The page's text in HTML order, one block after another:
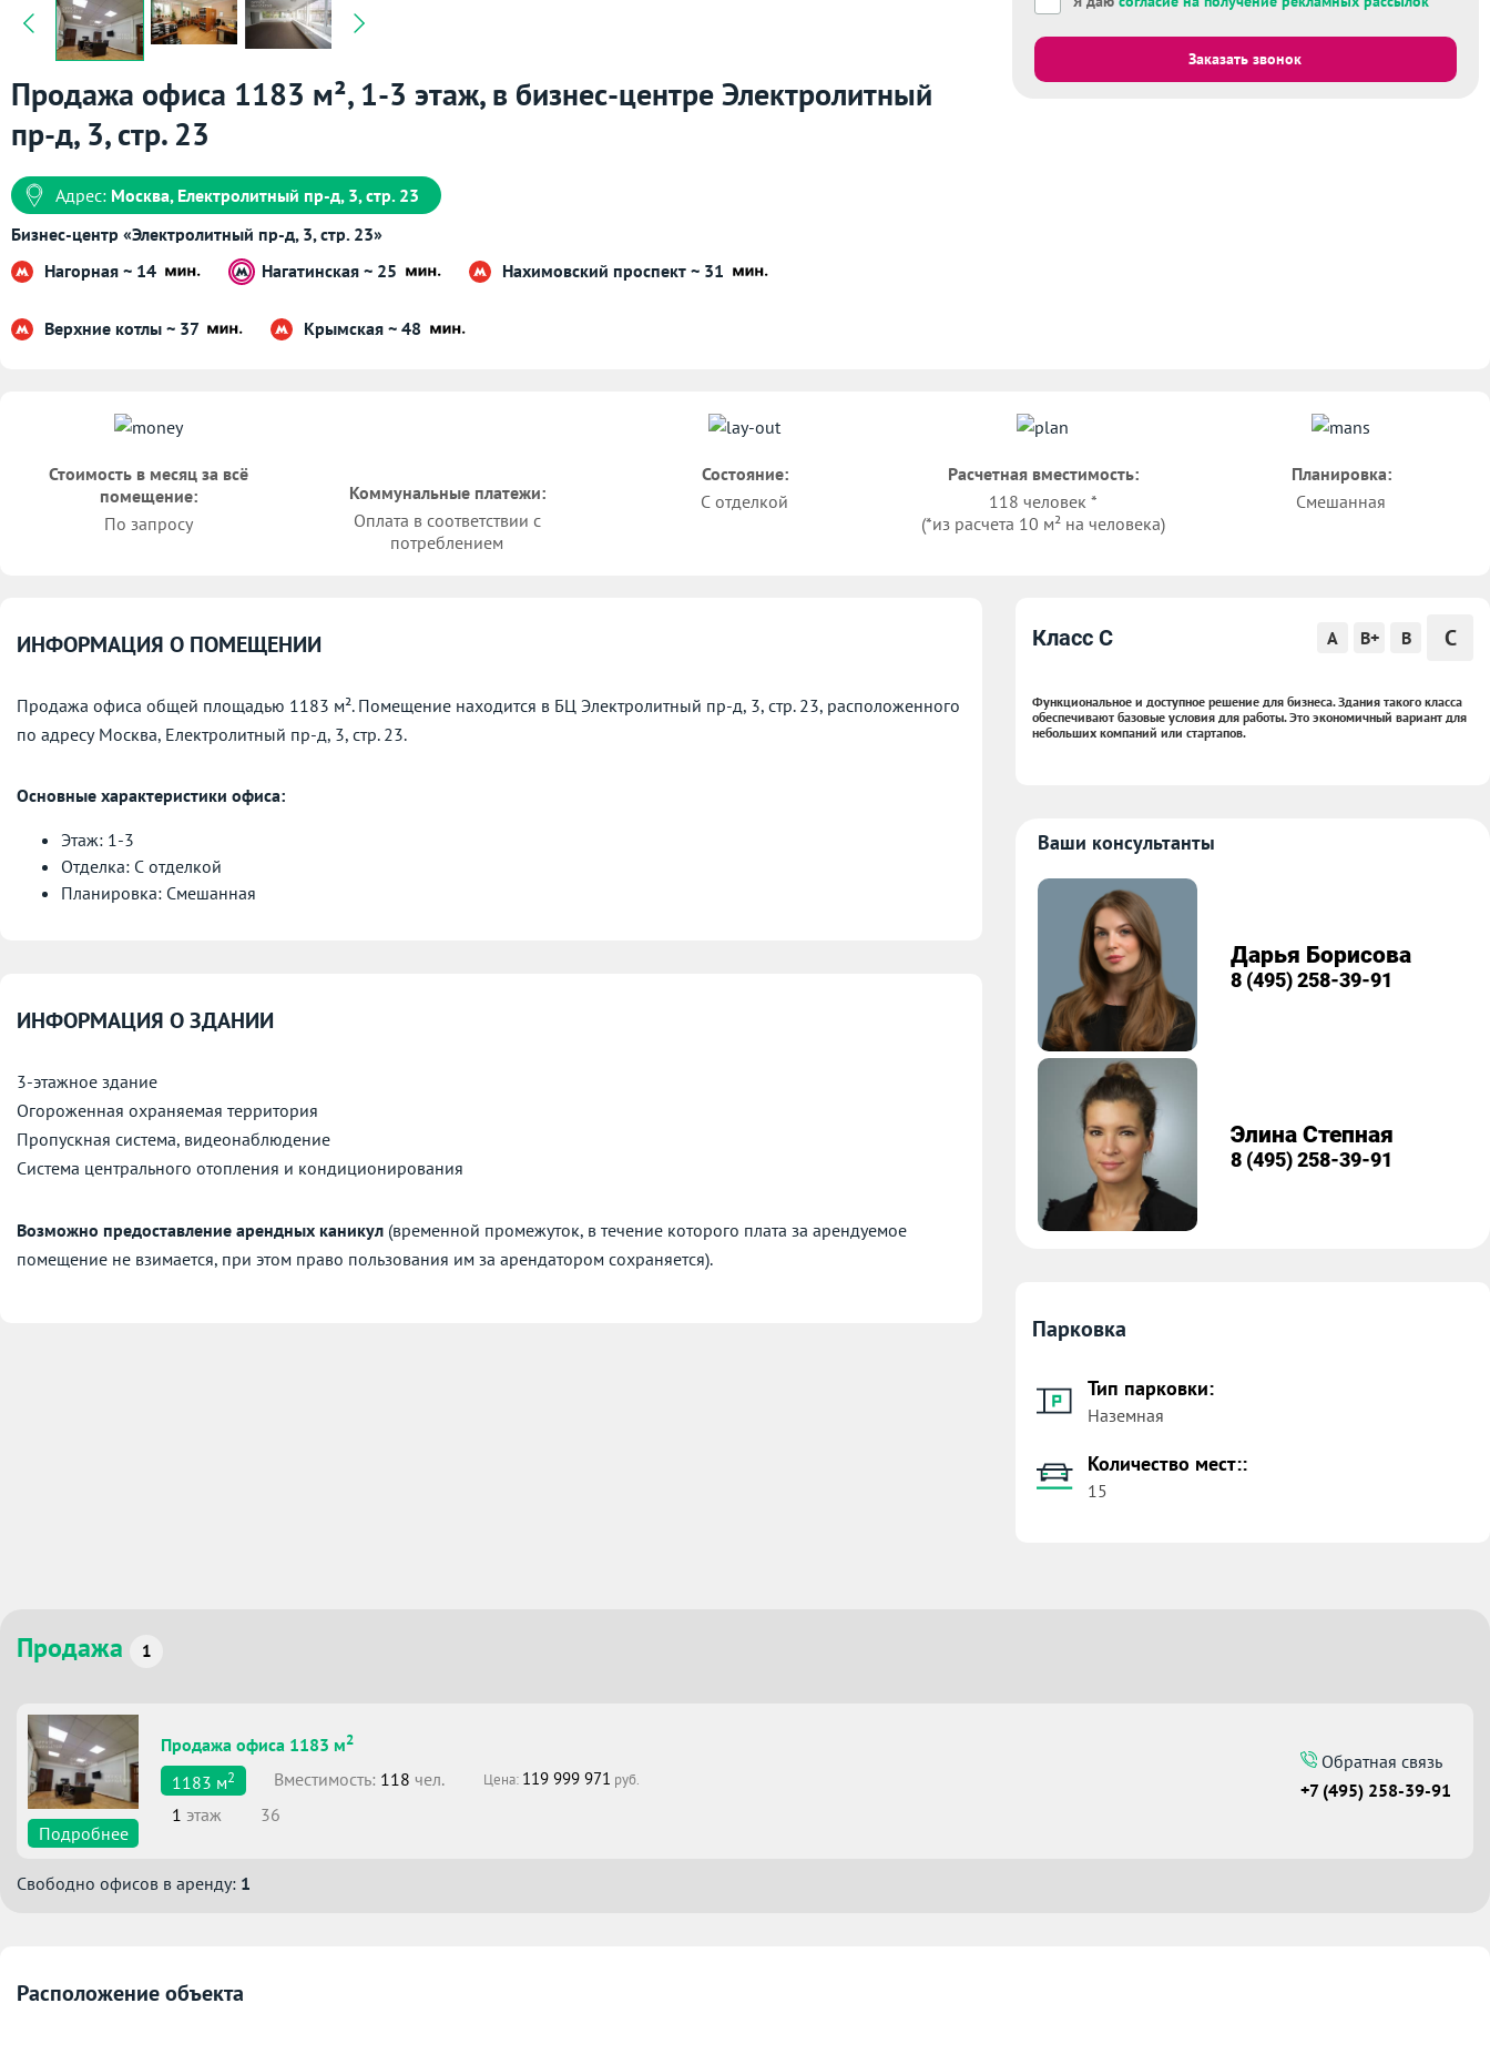
Продажа офиса 1183 м², 1-3 этаж, в бизнес-центре Электролитный
пр-д, 3, стр. 23
Адрес: Москва, Електролитный пр-д, 3, стр. 23
Бизнес-центр «Электролитный пр-д, 3, стр. 23»
Нагорная ~ 14
Нагатинская ~ 25 Нахимовский проспект ~ 31
Верхние котлы ~ 37 Крымская ~ 48
Заказать звонок
Стоимость в месяц за всё
помещение:
По запросу
Коммунальные платежи:
Оплата в соответствии с
потреблением
Состояние:
С отделкой
Расчетная вместимость:
118 человек *
(*из расчета 10 м² на человека)
Планировка:
Смешанная
ИНФОРМАЦИЯ О ПОМЕЩЕНИИ
Продажа офиса общей площадью 1183 м². Помещение находится в БЦ Электролитный пр-д, 3, стр. 23, расположенного
по адресу Москва, Електролитный пр-д, 3, стр. 23.
Основные характеристики офиса:
Этаж: 1-3
Отделка: С отделкой
Планировка: Смешанная
ИНФОРМАЦИЯ О ЗДАНИИ
3-этажное здание
Огороженная охраняемая территория
Пропускная система, видеонаблюдение
Система центрального отопления и кондиционирования
Возможно предоставление арендных каникул (временной промежуток, в течение которого плата за арендуемое
помещение не взимается, при этом право пользования им за арендатором сохраняется).
Класс C A B+ B C
Функциональное и доступное решение для бизнеса. Здания такого класса
обеспечивают базовые условия для работы. Это экономичный вариант для
небольших компаний или стартапов.
Ваши консультанты
Дарья Борисова
8 (495) 258-39-91
Элина Степная
8 (495) 258-39-91
Парковка
Тип парковки:
Наземная
Количество мест::
15
Продажа 1
Подробнее
Продажа офиса 1183 м2
1183 м2 Вместимоcть: 118 чел. Цена: 119 999 971 руб.
1 этаж 36
Обратная связь
+7 (495) 258-39-91
Свободно офисов в аренду: 1
Расположение объекта